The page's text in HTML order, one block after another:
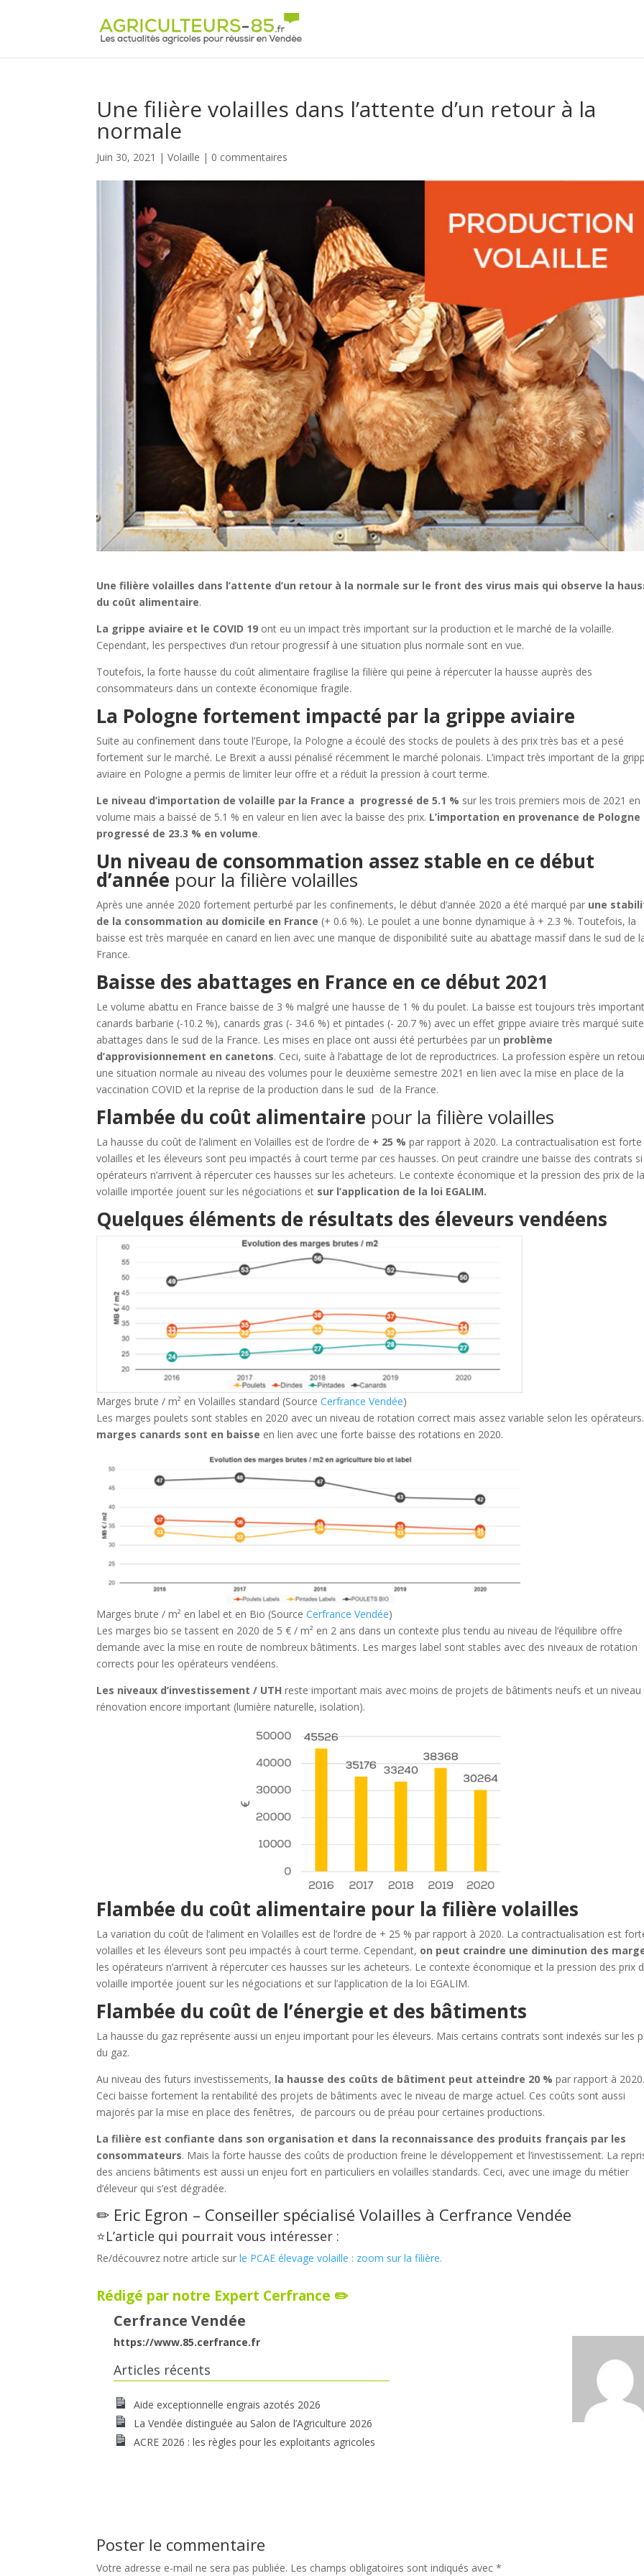
Une filière volailles dans l’attente d’un retour à la
normale
Juin 30, 2021 |Volaille | 0 commentaires
Une filière volailles dans l’attente d’un retour à la normale sur le front des virus mais qui observe la
du coût alimentaire.
La grippe aviaire et le COVID 19 ont eu un impact très important sur la production et le marché de la volaille.
Cependant, les perspectives d’un retour progressif à une situation plus normale sont en vue.
Toutefois, la forte hausse du coût alimentaire fragilise la filière qui peine à répercuter la hausse auprès des
consommateurs dans un contexte économique fragile.
La Pologne fortement impacté par la grippe aviaire
Suite au confinement dans toute l’Europe, la Pologne a écoulé des stocks de poulets à des prix très bas et a pesé
fortement sur le marché. Le Brexit a aussi pénalisé récemment le marché polonais. L’impact très important de la
aviaire en Pologne a permis de limiter leur offre et a réduit la pression à court terme.
Le niveau d’importation de volaille par la France a progressé de 5.1 % sur les trois premiers mois de 2021 en
volume mais a baissé de 5.1 % en valeur en lien avec la baisse des prix. L’importation en provenance de Pologne
progressé de 23.3 % en volume.
Un niveau de consommation assez stable en ce début
d’année pour la filière volailles
Après une année 2020 fortement perturbé par les confinements, le début d’année 2020 a été marqué par une
de la consommation au domicile en France (+ 0.6 %). Le poulet a une bonne dynamique à + 2.3 %. Toutefois, la
baisse est très marquée en canard en lien avec une manque de disponibilité suite au abattage massif dans le sud de
France.
Baisse des abattages en France en ce début 2021
Le volume abattu en France baisse de 3 % malgré une hausse de 1 % du poulet. La baisse est toujours très
canards barbarie (-10.2 %), canards gras (- 34.6 %) et pintades (- 20.7 %) avec un effet grippe aviaire très marqué
abattages dans le sud de la France. Les mises en place ont aussi été perturbées par un problème
d’approvisionnement en canetons. Ceci, suite à l’abattage de lot de reproductrices. La profession espère un
une situation normale au niveau des volumes pour le deuxième semestre 2021 en lien avec la mise en place de la
vaccination COVID et la reprise de la production dans le sud de la France.
Flambée du coût alimentaire pour la filière volailles
La hausse du coût de l’aliment en Volailles est de l’ordre de + 25 % par rapport à 2020. La contractualisation est
volailles et les éleveurs sont peu impactés à court terme par ces hausses. On peut craindre une baisse des contrats
opérateurs n’arrivent à répercuter ces hausses sur les acheteurs. Le contexte économique et la pression des prix de
volaille importée jouent sur les négociations et sur l’application de la loi EGALIM.
Quelques éléments de résultats des éleveurs vendéens
Marges brute / m² en Volailles standard (SourceCerfrance Vendée)
Les marges poulets sont stables en 2020 avec un niveau de rotation correct mais assez variable selon les
marges canards sont en baisse en lien avec une forte baisse des rotations en 2020.
Marges brute / m² en label et en Bio (SourceCerfrance Vendée)
Les marges bio se tassent en 2020 de 5 € / m² en 2 ans dans un contexte plus tendu au niveau de l’équilibre offre
demande avec la mise en route de nombreux bâtiments. Les marges label sont stables avec des niveaux de rotation
corrects pour les opérateurs vendéens.
Les niveaux d’investissement / UTH reste important mais avec moins de projets de bâtiments neufs et un niveau
rénovation encore important (lumière naturelle, isolation).
Flambée du coût alimentaire pour la filière volailles
La variation du coût de l’aliment en Volailles est de l’ordre de + 25 % par rapport à 2020. La contractualisation est
volailles et les éleveurs sont peu impactés à court terme. Cependant, on peut craindre une diminution des
les opérateurs n’arrivent à répercuter ces hausses sur les acheteurs. Le contexte économique et la pression des prix
volaille importée jouent sur les négociations et sur l’application de la loi EGALIM.
Flambée du coût de l’énergie et des bâtiments
La hausse du gaz représente aussi un enjeu important pour les éleveurs. Mais certains contrats sont indexés sur les
du gaz.
Au niveau des futurs investissements, la hausse des coûts de bâtiment peut atteindre 20 % par rapport à
Ceci baisse fortement la rentabilité des projets de bâtiments avec le niveau de marge actuel. Ces coûts sont aussi
majorés par la mise en place des fenêtres, de parcours ou de préau pour certaines productions.
La filière est confiante dans son organisation et dans la reconnaissance des produits français par les
consommateurs. Mais la forte hausse des coûts de production freine le développement et l’investissement. La
des anciens bâtiments est aussi un enjeu fort en particuliers en volailles standards. Ceci, avec une image du métier
d’éleveur qui s’est dégradée.
✏ Eric Egron – Conseiller spécialisé Volailles à Cerfrance Vendée
⭐L’article qui pourrait vous intéresser :
Re/découvrez notre article surle PCAE élevage volaille : zoom sur la filière.
Rédigé par notre Expert Cerfrance ✏️
Cerfrance Vendée
https://www.85.cerfrance.fr
Articles récents
Aide exceptionnelle engrais azotés 2026
La Vendée distinguée au Salon de l’Agriculture 2026
ACRE 2026 : les règles pour les exploitants agricoles
Poster le commentaire
Votre adresse e-mail ne sera pas publiée. Les champs obligatoires sont indiqués avec*